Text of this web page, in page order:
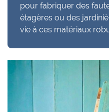
pour fabriquer des
étagères ou des
vie à ces matériaux